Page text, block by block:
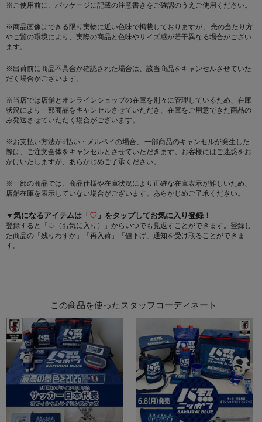
※ご使用前に、パッケージに記載の注意書きをご確認のうえご使用ください。
※商品画像はできる限り実物に近い色味で掲載しておりますが、 光の当たり方
やご覧の環境により、実際の商品と色味やサイズ感が若干異なる場合がござい
ます。
※出荷前に商品不具合が確認された場合は、該当商品をキャンセルさせていた
だく場合がございます。
※当店では店舗とオンラインショップの在庫を別々に管理しているため、在庫
状況により一部商品をキャンセルさせていただき、在庫をご用意できた商品の
み発送させていただく場合がございます。
※お支払い方法がd払い・メルペイの場合、 一部商品のキャンセルが発生した
際は、ご注文全体をキャンセルとさせていただきます。お客様にはご迷惑をお
かけいたしますが、あらかじめご了承ください。
※一部の商品では、商品仕様や在庫状況により正確な在庫表示が難しいため、
店舗在庫を表示していない場合がございます。あらかじめご了承ください。
▼気になるアイテムは「♡ 」をタップしてお気に入り登録！
登録すると「♡（お気に入り）」からいつでも見返すことができます。登録し
た商品の「残りわずか」「再入荷」「値下げ」通知を受け取ることができま
す。
この商品を使ったスタッフコーディネート